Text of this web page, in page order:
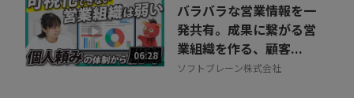
06:28
バラバラな営業情報を一
発共有。成果に繋がる営
業組織を作る、顧客...
ソフトブレーン株式会社